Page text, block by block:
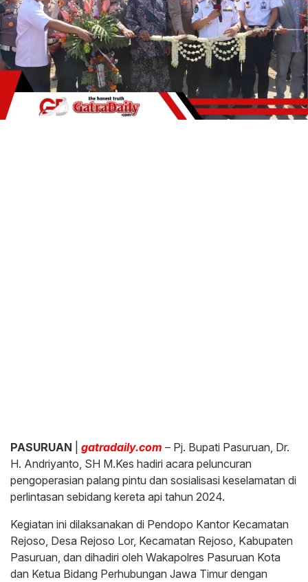
PASURUAN gatradaily.com – Pj. Bupati Pasuruan, Dr.
H. Andriyanto, SH M.Kes hadiri acara peluncuran
pengoperasian palang pintu dan sosialisasi keselamatan di
perlintasan sebidang kereta api tahun 2024.
Kegiatan ini dilaksanakan di Pendopo Kantor Kecamatan
Rejoso, Desa Rejoso Lor, Kecamatan Rejoso, Kabupaten
Pasuruan, dan dihadiri oleh Wakapolres Pasuruan Kota
dan Ketua Bidang Perhubungan Jawa Timur dengan